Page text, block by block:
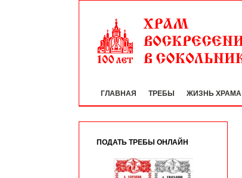
ГЛАВНАЯ ТРЕБЫ ЖИЗНЬ ХРАМА
ПОДАТЬ ТРЕБЫ ОНЛАЙН